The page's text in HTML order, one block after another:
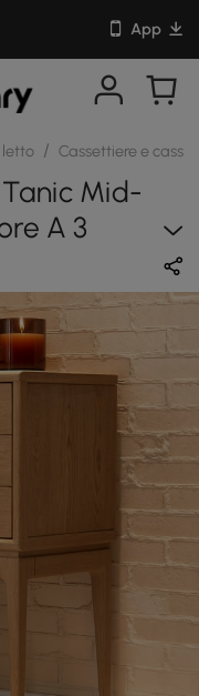
App
letto / Cassettiere e
Mid-
A 3